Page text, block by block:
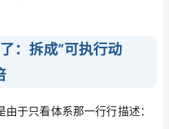
：拆成“可执行动
于只看体系那一行行描述：